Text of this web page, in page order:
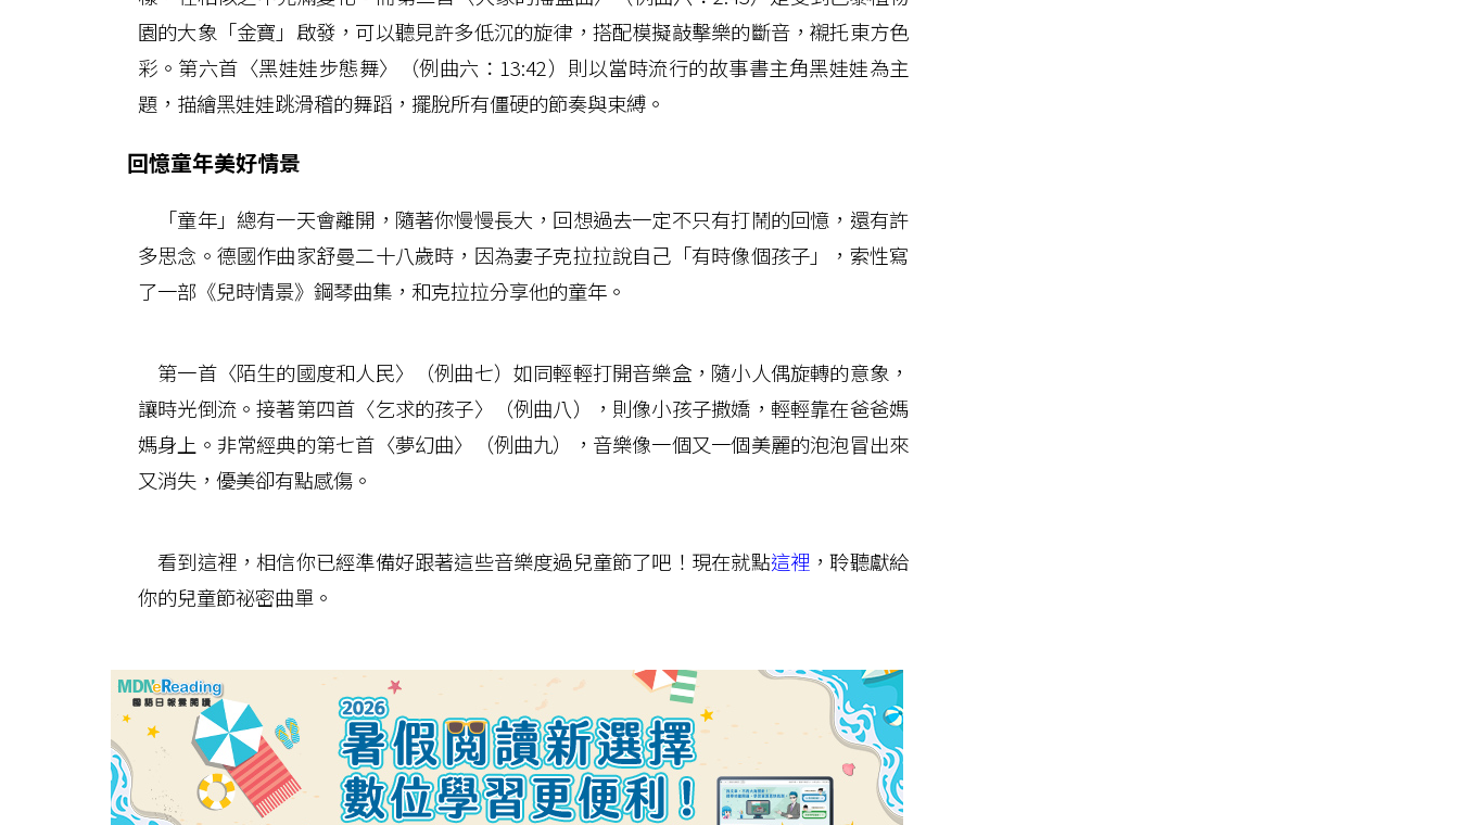
園的大象「金寶」啟發，可以聽見許多低沉的旋律，搭配模擬敲擊樂的斷音，襯托東方色
彩。第六首〈黑娃娃步態舞〉（例曲六：13:42）則以當時流行的故事書主角黑娃娃為主
題，描繪黑娃娃跳滑稽的舞蹈，擺脫所有僵硬的節奏與束縛。
回憶童年美好情景
「童年」總有一天會離開，隨著你慢慢長大，回想過去一定不只有打鬧的回憶，還有許
多思念。德國作曲家舒曼二十八歲時，因為妻子克拉拉說自己「有時像個孩子」，索性寫
了一部《兒時情景》鋼琴曲集，和克拉拉分享他的童年。
第一首〈陌生的國度和人民〉（例曲七）如同輕輕打開音樂盒，隨小人偶旋轉的意象，
讓時光倒流。接著第四首〈乞求的孩子〉（例曲八），則像小孩子撒嬌，輕輕靠在爸爸媽
媽身上。非常經典的第七首〈夢幻曲〉（例曲九），音樂像一個又一個美麗的泡泡冒出來
又消失，優美卻有點感傷。
看到這裡，相信你已經準備好跟著這些音樂度過兒童節了吧！現在就點這裡 ，聆聽獻給
你的兒童節祕密曲單。